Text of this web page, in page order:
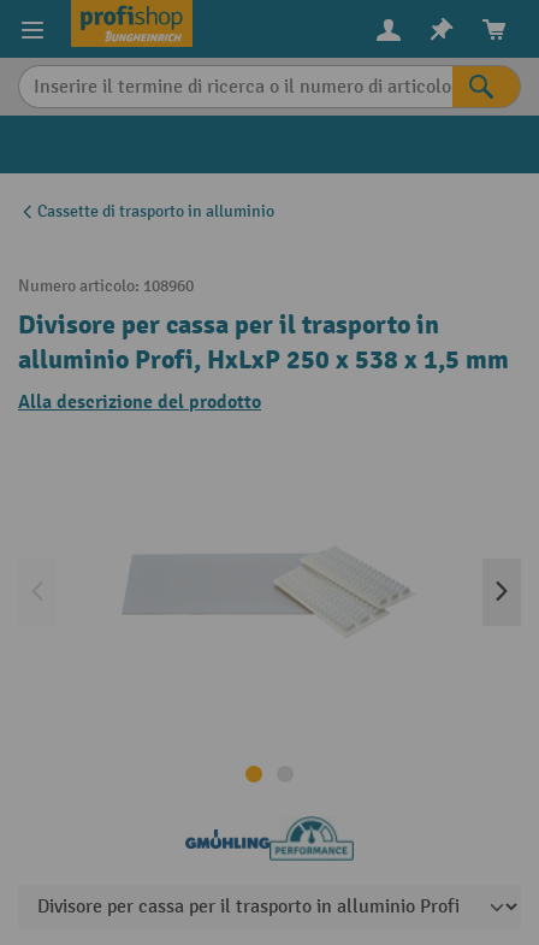
content
Cassette di trasporto in alluminio
Numero articolo: 108960
Divisore per cassa per il trasporto in
alluminio Profi, HxLxP 250 x 538 x 1,5 mm
Alla descrizione del prodotto